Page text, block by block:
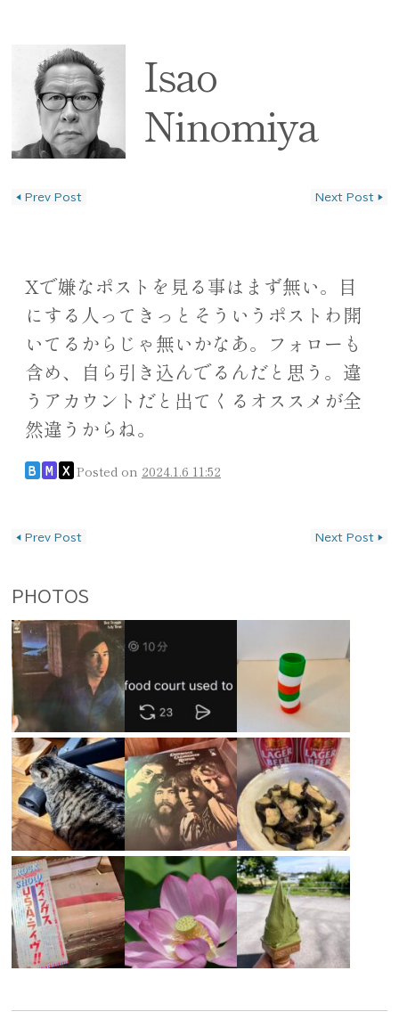
Isao
Ninomiya
◀ Prev Post Next Post ▶
Xで嫌なポストを見る事はまず無い。目
にする人ってきっとそういうポストわ開
いてるからじゃ無いかなあ。フォローも
含め、自ら引き込んでるんだと思う。違
うアカウントだと出てくるオススメが全
然違うからね。
B M X Posted on 2024.1.6 11:52
◀ Prev Post Next Post ▶
PHOTOS